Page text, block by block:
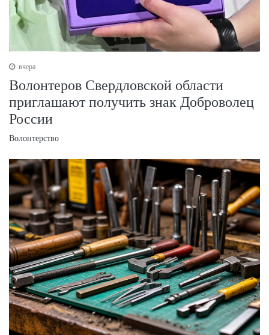
вчера
Волонтеров Свердловской области
приглашают получить знак Доброволец
России
Волонтерство